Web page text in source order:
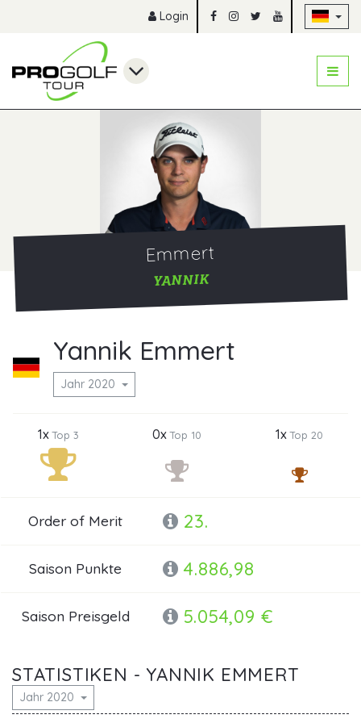
Login
Emmert
YANNIK
Yannik Emmert
Jahr 2020
1xTop 3 0xTop 10 1xTop 20
Order of Merit 23.
Saison Punkte 4.886,98
Saison Preisgeld 5.054,09 €
STATISTIKEN - YANNIK EMMERT
Jahr 2020